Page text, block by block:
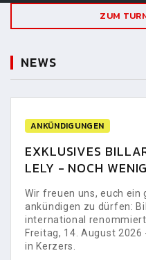
ZUM
NEWS
ANKÜNDIGUNGEN
EXKLUSIVES
LELY - NOCH
Wir freuen uns, euch ein
ankündigen zu dürfen:
international
Freitag, 14. August
in Kerzers.